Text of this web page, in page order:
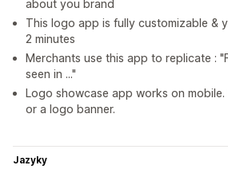
about you brand
This logo app is fully customizable &
2 minutes
Merchants use this app to replicate :
seen in ..."
Logo showcase app works on
or a logo banner.
Jazyky